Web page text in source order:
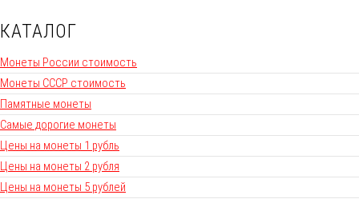
КАТАЛОГ
Монеты России стоимость
Монеты СССР стоимость
Памятные монеты
Самые дорогие монеты
Цены на монеты 1 рубль
Цены на монеты 2 рубля
Цены на монеты 5 рублей